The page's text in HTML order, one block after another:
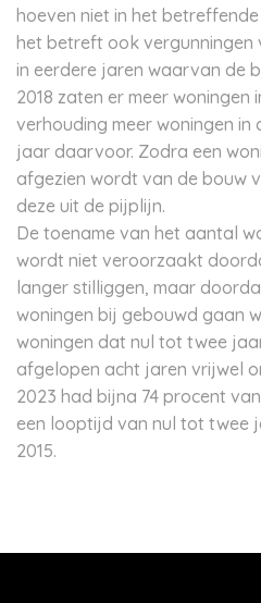
hoeven niet in het
het betreft ook
in eerdere jaren waarvan de
2018 zaten er meer
verhouding meer woningen
jaar daarvoor. Zodra een
afgezien wordt van de bouw
deze uit de pijplijn.
De toename van het aantal
wordt niet veroorzaakt
langer stilliggen, maar
woningen bij gebouwd gaan
woningen dat nul tot twee
afgelopen acht jaren vrijwel
2023 had bijna 74 procent
een looptijd van nul tot twee
2015.